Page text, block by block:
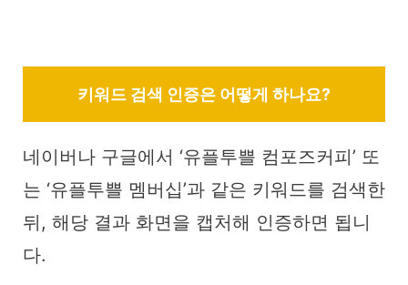
키워드 검색 인증은 어떻게 하나요?
네이버나 구글에서 ‘유플투쁠 컴포즈커피’ 또
는 ‘유플투쁠 멤버십’과 같은 키워드를 검색한
뒤, 해당 결과 화면을 캡처해 인증하면 됩니
다.